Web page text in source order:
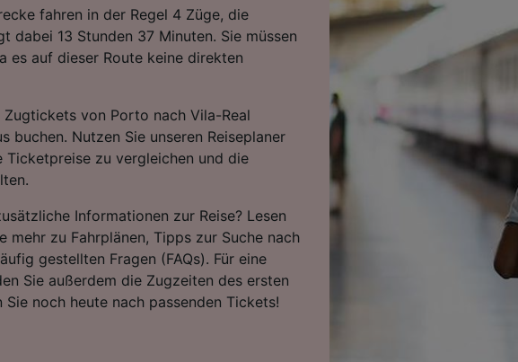
fahren in der Regel 4 Züge, die
dabei 13 Stunden 37 Minuten. Sie müssen
es auf dieser Route keine direkten
von Porto nach Vila-Real
buchen. Nutzen Sie unseren Reiseplaner
Ticketpreise zu vergleichen und die
Informationen zur Reise? Lesen
mehr zu Fahrplänen, Tipps zur Suche nach
gestellten Fragen (FAQs). Für eine
Sie außerdem die Zugzeiten des ersten
noch heute nach passenden Tickets!